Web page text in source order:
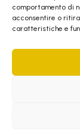
comportamento di
acconsentire o
caratteristiche e
La
caso,